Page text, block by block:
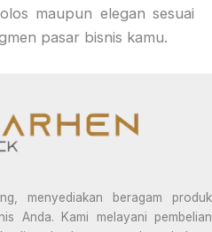
maupun elegan sesuai
pasar bisnis kamu.
menyediakan beragam produk
Anda. Kami melayani pembelian